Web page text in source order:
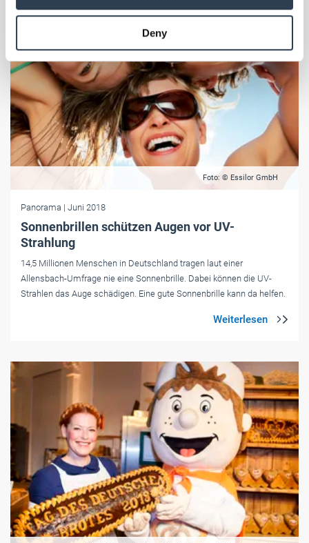
provided to them or that they’ve collected from your use
Weitere Informationen:Impressum Datenschutz
Deny
Foto: © Essilor GmbH
Panorama | Juni 2018
Sonnenbrillen schützen Augen vor UV-
Strahlung
14,5 Millionen Menschen in Deutschland tragen laut einer
Allensbach-Umfrage nie eine Sonnenbrille. Dabei können die UV-
Strahlen das Auge schädigen. Eine gute Sonnenbrille kann da helfen.